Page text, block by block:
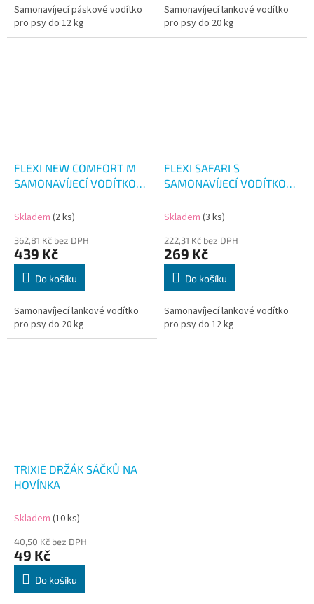
Samonavíjecí páskové vodítko
pro psy do 12 kg
Samonavíjecí lankové vodítko
pro psy do 20 kg
FLEXI NEW COMFORT M
SAMONAVÍJECÍ VODÍTKO
Skladem (2 ks)
362,81 Kč bez DPH
439 Kč
Do košíku
Samonavíjecí lankové vodítko
pro psy do 20 kg
FLEXI SAFARI S
SAMONAVÍJECÍ VODÍTKO
Skladem (3 ks)
222,31 Kč bez DPH
269 Kč
Do košíku
Samonavíjecí lankové vodítko
pro psy do 12 kg
TRIXIE DRŽÁK SÁČKŮ NA
HOVÍNKA
Skladem (10 ks)
40,50 Kč bez DPH
49 Kč
Do košíku